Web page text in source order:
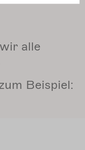
alle
Beispiel: